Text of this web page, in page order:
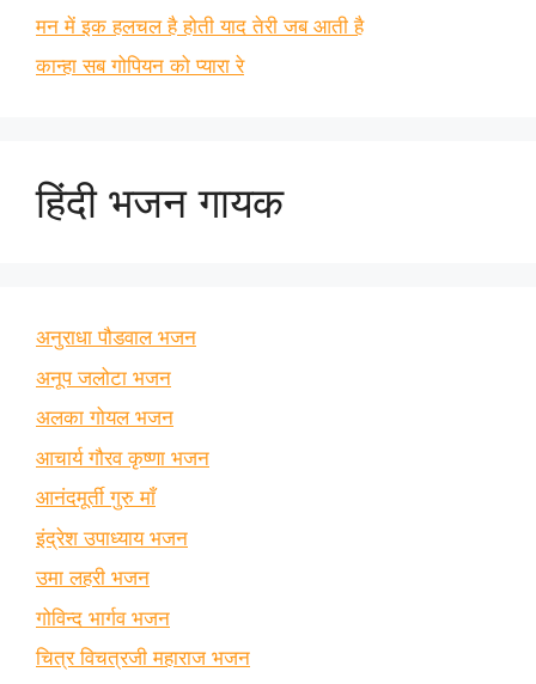
मन में इक हलचल है होती याद तेरी जब आती है
कान्हा सब गोपियन को प्यारा रे
हिंदी भजन गायक
अनुराधा पौडवाल भजन
अनूप जलोटा भजन
अलका गोयल भजन
आचार्य गौरव कृष्णा भजन
आनंदमूर्ती गुरु माँ
इंद्रेश उपाध्याय भजन
उमा लहरी भजन
गोविन्द भार्गव भजन
चित्र विचत्रजी महाराज भजन